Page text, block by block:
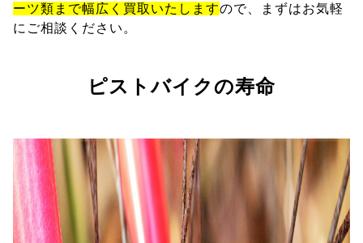
ーツ類まで幅広く買取いたしますので、まずはお気軽
にご相談ください。
ピストバイクの寿命